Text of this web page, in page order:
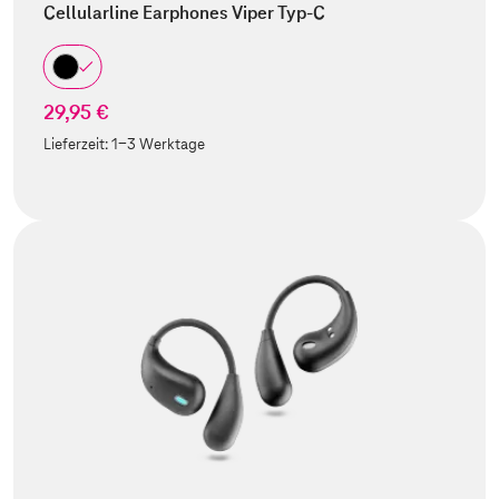
Cellularline Earphones Viper Typ-C
29,95 €
Lieferzeit:1-3 Werktage